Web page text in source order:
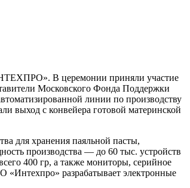
В церемонии приняли участие
Московского Фонда Поддержки
линии по производству
выход с конвейера готовой материнской
для хранения паяльной пасты,
производства — до 60 тыс. устройств
400 гр, а также мониторы, серийное
«Интехпро» разрабатывает электронные